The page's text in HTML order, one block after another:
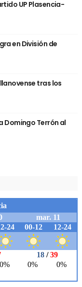
UP Plasencia-
en División de
tras los
Domingo Terrón al